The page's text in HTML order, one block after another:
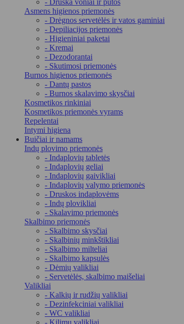
- Druska voniai ir putos
Asmens higienos priemonės
- Drėgnos servetėlės ir vatos gaminiai
- Depiliacijos priemonės
- Higieniniai paketai
- Kremai
- Dezodorantai
- Skutimosi priemonės
Burnos higienos priemonės
- Dantų pastos
- Burnos skalavimo skysčiai
Kosmetikos rinkiniai
Kosmetikos priemonės vyrams
Repelentai
Intymi higiena
Buičiai ir namams
Indų plovimo priemonės
- Indaplovių tabletės
- Indaplovių geliai
- Indaplovių gaivikliai
- Indaplovių valymo priemonės
- Druskos indaplovėms
- Indų plovikliai
- Skalavimo priemonės
Skalbimo priemonės
- Skalbimo skysčiai
- Skalbinių minkštikliai
- Skalbimo milteliai
- Skalbimo kapsulės
- Dėmių valikliai
- Servetėlės, skalbimo maišeliai
Valikliai
- Kalkių ir rudžių valikliai
- Dezinfekciniai valikliai
- WC valikliai